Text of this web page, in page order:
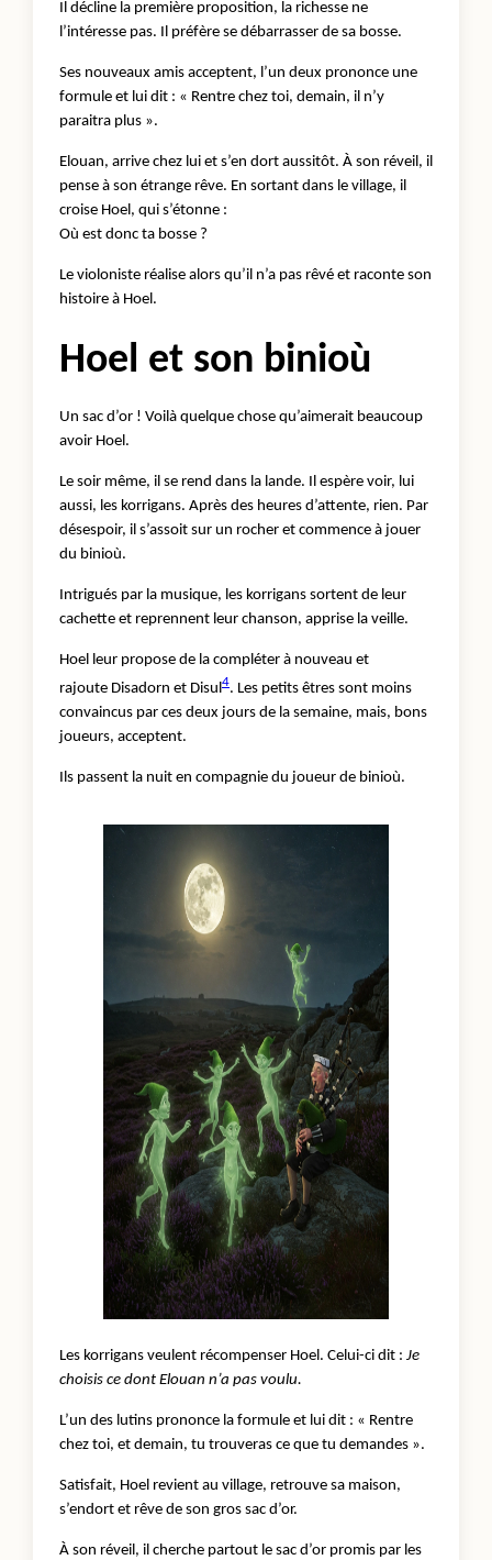
Il décline la première proposition, la richesse ne
l’intéresse pas. Il préfère se débarrasser de sa bosse.
Ses nouveaux amis acceptent, l’un deux prononce une
formule et lui dit : « Rentre chez toi, demain, il n’y
paraitra plus ».
Elouan, arrive chez lui et s’en dort aussitôt. À son réveil, il
pense à son étrange rêve. En sortant dans le village, il
croise Hoel, qui s’étonne :
Où est donc ta bosse ?
Le violoniste réalise alors qu’il n’a pas rêvé et raconte son
histoire à Hoel.
Hoel et son binioù
Un sac d’or ! Voilà quelque chose qu’aimerait beaucoup
avoir Hoel.
Le soir même, il se rend dans la lande. Il espère voir, lui
aussi, les korrigans. Après des heures d’attente, rien. Par
désespoir, il s’assoit sur un rocher et commence à jouer
du binioù.
Intrigués par la musique, les korrigans sortent de leur
cachette et reprennent leur chanson, apprise la veille.
Hoel leur propose de la compléter à nouveau et
rajoute Disadorn et Disul 4. Les petits êtres sont moins
convaincus par ces deux jours de la semaine, mais, bons
joueurs, acceptent.
Ils passent la nuit en compagnie du joueur de binioù.
Les korrigans veulent récompenser Hoel. Celui-ci dit : Je
choisis ce dont Elouan n’a pas voulu.
L’un des lutins prononce la formule et lui dit : « Rentre
chez toi, et demain, tu trouveras ce que tu demandes ».
Satisfait, Hoel revient au village, retrouve sa maison,
s’endort et rêve de son gros sac d’or.
À son réveil, il cherche partout le sac d’or promis par les